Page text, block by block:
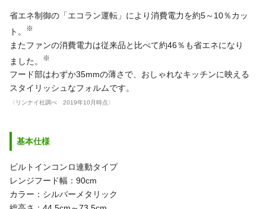
省エネ制御の「エコラン運転」により消費電力を約5～10％カッ
ト。
※
またファンの消費電力は従来品と比べて約46％も省エネになり
ました。
※
フード部はわずか35mmの薄さで、おしゃれなキッチンに映える
スタイリッシュなフォルムです。
〈リンナイ社調べ 2019年10月時点〉
基本仕様
ビルトインコンロ連動タイプ
レンジフード幅：90cm
カラー：シルバーメタリック